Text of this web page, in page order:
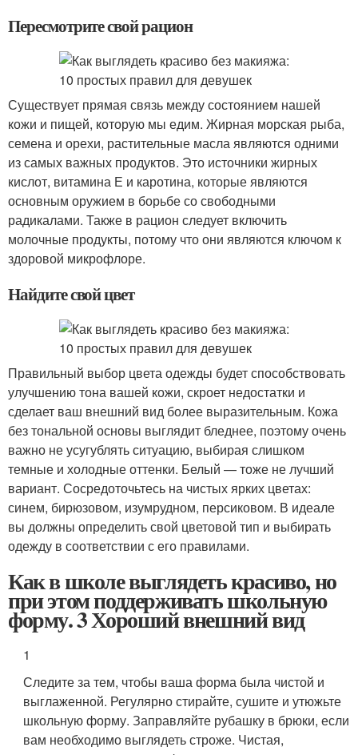
Пересмотрите свой рацион
Существует прямая связь между состоянием нашей
кожи и пищей, которую мы едим. Жирная морская рыба,
семена и орехи, растительные масла являются одними
из самых важных продуктов. Это источники жирных
кислот, витамина Е и каротина, которые являются
основным оружием в борьбе со свободными
радикалами. Также в рацион следует включить
молочные продукты, потому что они являются ключом к
здоровой микрофлоре.
Найдите свой цвет
Правильный выбор цвета одежды будет способствовать
улучшению тона вашей кожи, скроет недостатки и
сделает ваш внешний вид более выразительным. Кожа
без тональной основы выглядит бледнее, поэтому очень
важно не усугублять ситуацию, выбирая слишком
темные и холодные оттенки. Белый — тоже не лучший
вариант. Сосредоточьтесь на чистых ярких цветах:
синем, бирюзовом, изумрудном, персиковом. В идеале
вы должны определить свой цветовой тип и выбирать
одежду в соответствии с его правилами.
Как в школе выглядеть красиво, но
при этом поддерживать школьную
форму. 3 Хороший внешний вид
1
Следите за тем, чтобы ваша форма была чистой и
выглаженной. Регулярно стирайте, сушите и утюжьте
школьную форму. Заправляйте рубашку в брюки, если
вам необходимо выглядеть строже. Чистая,